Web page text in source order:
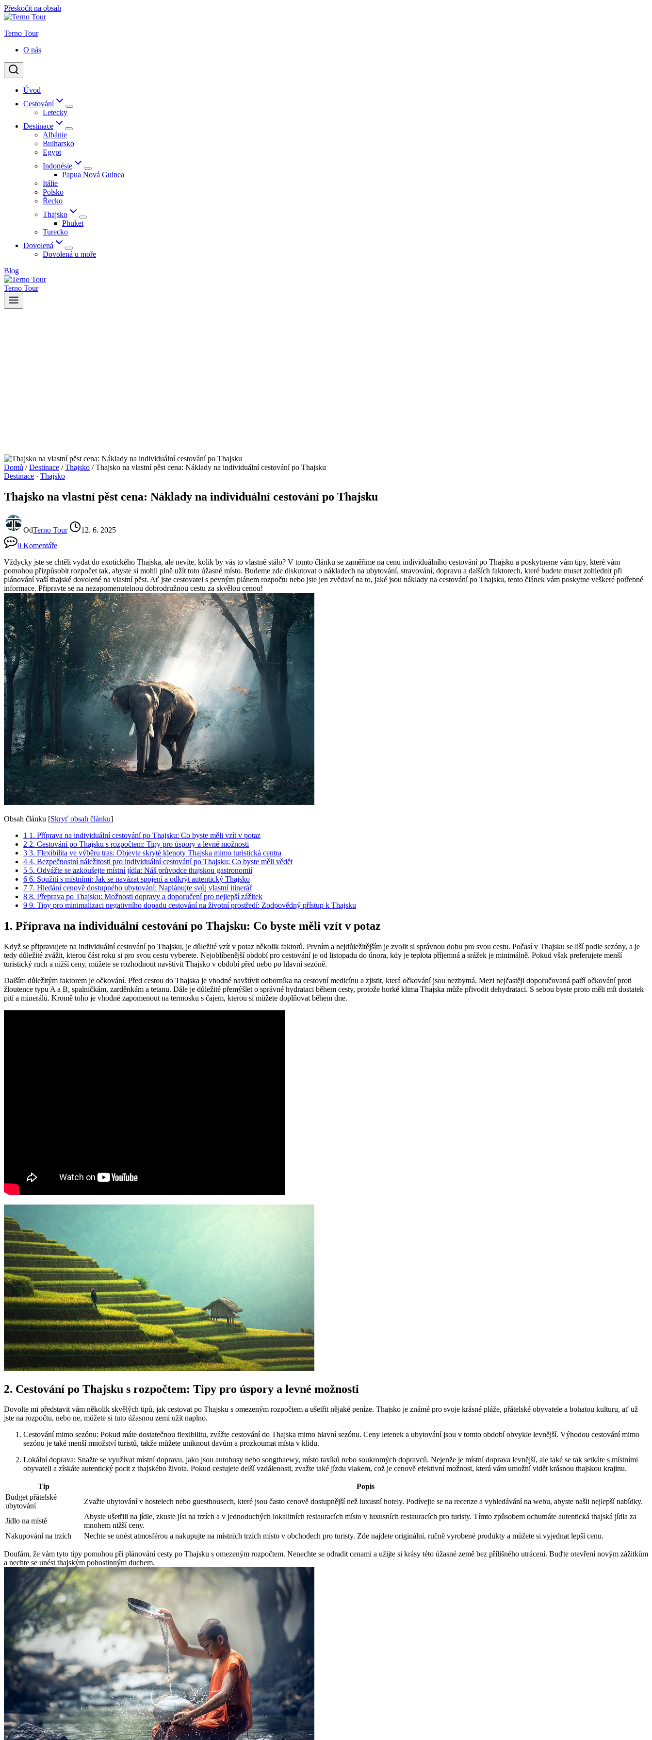
Přeskočit na obsah
Terno Tour
O nás
Úvod
Cestování
Letecky
Destinace
Albánie
Bulharsko
Egypt
Indonésie
Papua Nová Guinea
Itálie
Polsko
Řecko
Thajsko
Phuket
Turecko
Dovolená
Dovolená u moře
Blog
Terno Tour
Domů / Destinace / Thajsko / Thajsko na vlastní pěst cena: Náklady na individuální cestování po Thajsku
Destinace · Thajsko
Thajsko na vlastní pěst cena: Náklady na individuální cestování po Thajsku
OdTerno Tour
12. 6. 2025
0 Komentáře
Vždycky jste se chtěli vydat do exotického Thajska, ale nevíte, kolik by vás to vlastně stálo? V tomto článku se zaměříme na cenu individuálního cestování po Thajsku a poskytneme vám tipy, které vám
pomohou přizpůsobit rozpočet tak, abyste si mohli plně užít toto úžasné místo. Budeme zde diskutovat o nákladech na ubytování, stravování, dopravu a dalších faktorech, které budete muset zohlednit při
plánování vaší thajské dovolené na vlastní pěst. Ať jste cestovatel s pevným plánem rozpočtu nebo jste jen zvědaví na to, jaké jsou náklady na cestování po Thajsku, tento článek vám poskytne veškeré potřebné
informace. Připravte se na nezapomenutelnou dobrodružnou cestu za skvělou cenou!
Obsah článku [Skryť obsah článku]
1 1. Příprava na individuální cestování po Thajsku: Co byste měli vzít v potaz
2 2. Cestování po Thajsku s rozpočtem: Tipy pro úspory a levné možnosti
3 3. Flexibilita ve výběru tras: Objevte skryté klenoty Thajska mimo turistická centra
4 4. Bezpečnostní náležitosti pro individuální cestování po Thajsku: Co byste měli vědět
5 5. Odvážte se azkoušejte místní jídla: Náš průvodce thajskou gastronomií
6 6. Soužití s místními: Jak se navázat spojení a odkrýt autentický Thajsko
7 7. Hledání cenově dostupného ubytování: Naplánujte svůj vlastní itinerář
8 8. Přeprava po Thajsku: Možnosti dopravy a doporučení pro nejlepší zážitek
9 9. Tipy pro minimalizaci negativního dopadu cestování na životní prostředí: Zodpovědný přístup k Thajsku
1. Příprava na individuální cestování po Thajsku: Co byste měli vzít v potaz
Když se připravujete na individuální cestování po Thajsku, je důležité vzít v potaz několik faktorů. Prvním a nejdůležitějším je zvolit si správnou dobu pro svou cestu. Počasí v Thajsku se liší podle sezóny, a je
tedy důležité zvážit, kterou část roku si pro svou cestu vyberete. Nejoblíbenější období pro cestování je od listopadu do února, kdy je teplota příjemná a srážek je minimálně. Pokud však preferujete menší
turistický ruch a nižší ceny, můžete se rozhodnout navštívit Thajsko v období před nebo po hlavní sezóně.
Dalším důležitým faktorem je očkování. Před cestou do Thajska je vhodné navštívit odborníka na cestovní medicínu a zjistit, která očkování jsou nezbytná. Mezi nejčastěji doporučovaná patří očkování proti
žloutence typu A a B, spalničkám, zarděnkám a tetanu. Dále je důležité přemýšlet o správné hydrataci během cesty, protože horké klima Thajska může přivodit dehydrataci. S sebou byste proto měli mít dostatek
pití a minerálů. Kromě toho je vhodné zapomenout na termosku s čajem, kterou si můžete doplňovat během dne.
2. Cestování po Thajsku s rozpočtem: Tipy pro úspory a levné možnosti
Dovolte mi představit vám několik skvělých tipů, jak cestovat po Thajsku s omezeným rozpočtem a ušetřit nějaké peníze. Thajsko je známé pro svoje krásné pláže, přátelské obyvatele a bohatou kulturu, ať už
jste na rozpočtu, nebo ne, můžete si tuto úžasnou zemi užít naplno.
Cestování mimo sezónu: Pokud máte dostatečnou flexibilitu, zvážte cestování do Thajska mimo hlavní sezónu. Ceny letenek a ubytování jsou v tomto období obvykle levnější. Výhodou cestování mimo
sezónu je také menší množství turistů, takže můžete uniknout davům a prozkoumat místa v klidu.
Lokální doprava: Snažte se využívat místní dopravu, jako jsou autobusy nebo songthaewy, místo taxíků nebo soukromých dopravců. Nejenže je místní doprava levnější, ale také se tak setkáte s místními
obyvateli a získáte autentický pocit z thajského života. Pokud cestujete delší vzdálenosti, zvažte také jízdu vlakem, což je cenově efektivní možnost, která vám umožní vidět krásnou thajskou krajinu.
Tip
Popis
Budget přátelské
ubytování
Zvažte ubytování v hostelech nebo guesthousech, které jsou často cenově dostupnější než luxusní hotely. Podívejte se na recenze a vyhledávání na webu, abyste našli nejlepší nabídky.
Jídlo na místě
Abyste ušetřili na jídle, zkuste jíst na trzích a v jednoduchých lokalitních restauracích místo v luxusních restauracích pro turisty. Tímto způsobem ochutnáte autentická thajská jídla za
mnohem nižší ceny.
Nakupování na trzích
Nechte se unést atmosférou a nakupujte na místních trzích místo v obchodech pro turisty. Zde najdete originální, ručně vyrobené produkty a můžete si vyjednat lepší cenu.
Doufám, že vám tyto tipy pomohou při plánování cesty po Thajsku s omezeným rozpočtem. Nenechte se odradit cenami a užijte si krásy této úžasné země bez přílišného utrácení. Buďte otevření novým zážitkům
a nechte se unést thajským pohostinným duchem.